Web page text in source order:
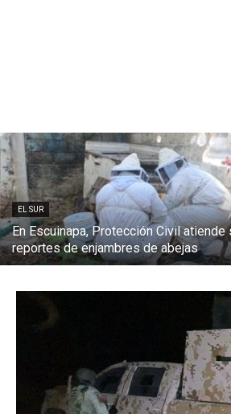
EL SUR
En Escuinapa, Protección Civil atiende
reportes de enjambres de abejas